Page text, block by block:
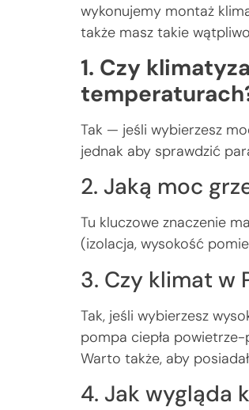
wykonujemy montaż
także masz takie
1. Czy
Tak — jeśli wybierzesz
jednak aby sprawdzić
2. Jaką moc
Tu kluczowe znaczenie
(izolacja, wysokość
3. Czy klimat w
Tak, jeśli wybierzesz
pompa ciepła
Warto także, aby
4. Jak wygląda